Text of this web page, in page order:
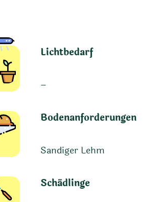
Lichtbedarf
–
Bodenanforderungen
Sandiger Lehm
Schädlinge